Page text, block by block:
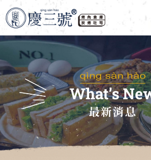
慶三號倉庫烤肉
品牌故事
最新消息
美味餐點
What’s
最新消息